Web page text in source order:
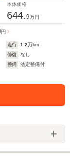
本体価格
644.9万円
円
走行 1.2万km
修復
なし
整備
法定整備付